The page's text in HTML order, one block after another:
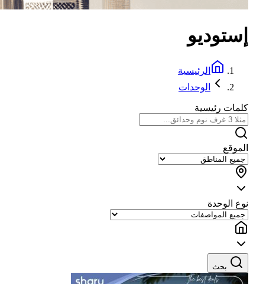
إستوديو
الرئيسية
الوحدات
كلمات رئيسية
الموقع
نوع الوحدة